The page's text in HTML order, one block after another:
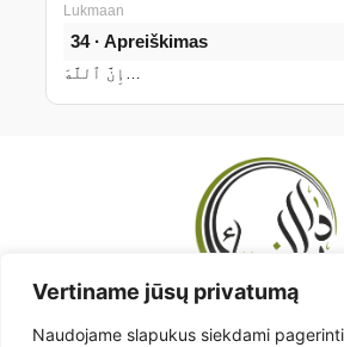
Vertiname jūsų privatumą
Naudojame slapukus siekdami
Lukmaan
34 · Apreiškimas